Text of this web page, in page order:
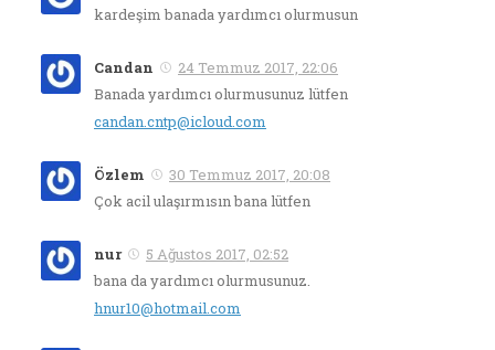
kardeşim banada yardımcı olurmusun
Candan
24 Temmuz 2017, 22:06
Banada yardımcı olurmusunuz lütfen
candan.cntp@icloud.com
Özlem
30 Temmuz 2017, 20:08
Çok acil ulaşırmısın bana lütfen
nur
5 Ağustos 2017, 02:52
bana da yardımcı olurmusunuz.
hnur10@hotmail.com